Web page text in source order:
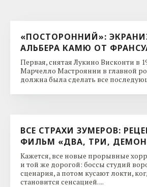
«ПОСТОРОННИЙ»:
АЛЬБЕРА КАМЮ ОТ
Первая, снятая Лукино Висконти в
Марчелло Мастроянни в главной
должна была сделать все
ВСЕ СТРАХИ ЗУМЕРОВ:
ФИЛЬМ «ДВА, ТРИ,
Кажется, все новые прорывные
и той же дорогой: боссы студий
сценария, а потом кусают локти,
становится сенсацией. ...